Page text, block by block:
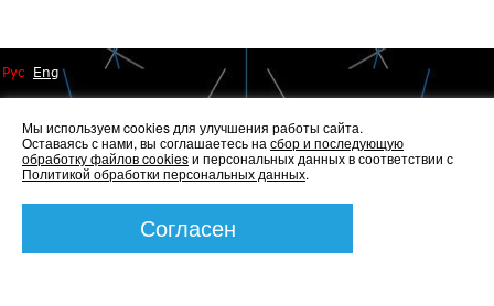
Рус Eng
© 2014 - 2026 Иннопрактика
Политика по обработке и защите персональных данных
Политика по работе с файлами Cookies
Создание сайта —
Мы используем cookies для улучшения работы сайта.
Оставаясь с нами, вы соглашаетесь на сбор и последующую
обработку файлов cookiesи персональных данных в соответствии с
Политикой обработки персональных данных.
Согласен